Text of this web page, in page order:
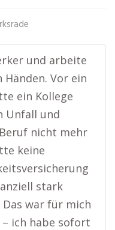
und arbeite
Vor ein
ein Kollege
Unfall und
nicht mehr
keine
stark
war für mich
ich habe sofort